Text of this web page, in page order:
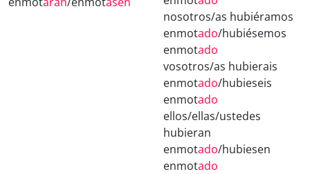
nosotros/as hubiéramos
enmotado/hubiésemos
enmotado
vosotros/as hubierais
enmotado/hubieseis
enmotado
ellos/ellas/ustedes
hubieran
enmotado/hubiesen
enmotado